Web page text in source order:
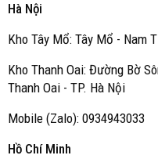
Hà Nội
Kho Tây Mổ: Tây Mổ - Nam
Kho Thanh Oai: Đường Bờ
Thanh Oai - TP. Hà Nội
Mobile (Zalo): 0934943033
Hồ Chí Minh